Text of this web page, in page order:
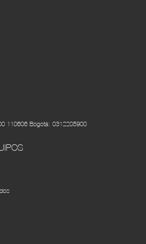
52 Autopista internacional, Barrio -
PEREIRA
#100-112, Pereira, Risaralda,
110606 Bogotá: 0312205900